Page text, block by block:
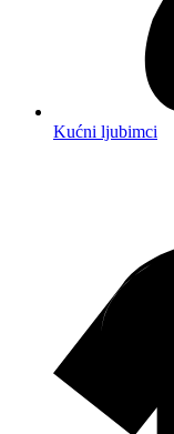
Kućni ljubimci